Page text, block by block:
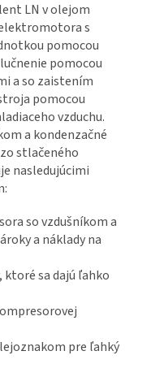
LN v olejom
s
pomocou
pomocou
a so zaistením
pomocou
vzduchu.
a kondenzačné
stlačeného
nasledujúcimi
so vzdušníkom a
a náklady na
sa dajú ľahko
pre ľahký